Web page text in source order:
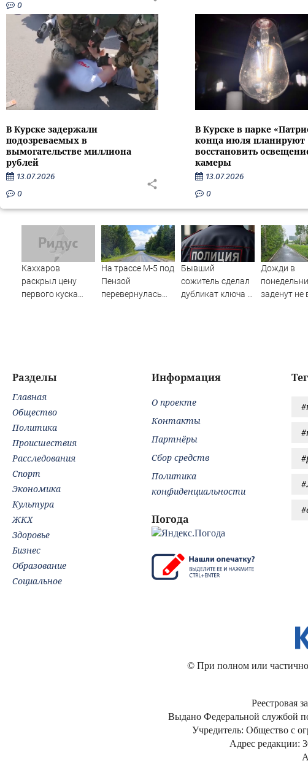
0
В Курске задержали
подозреваемых в
вымогательстве миллиона
рублей
13.07.2026
0
В Курске в парке
конца июля планируют
восстановить
камеры
13.07.2026
0
Каххаров
раскрыл цену
первого куска
На трассе М-5 под
Пензой
перевернулась
Бывший
сожитель сделал
дубликат ключа и
Дожди в
заденут не
Разделы
Главная
Общество
Политика
Происшествия
Расследования
Спорт
Экономика
Культура
ЖКХ
Здоровье
Бизнес
Образование
Социальное
Информация
О проекте
Контакты
Партнёры
Сбор средств
Политика
конфиденциальности
Погода
© При полном или
Реестровая
Выдано Федеральной службой
Учредитель: Общество с
Адрес редакции: